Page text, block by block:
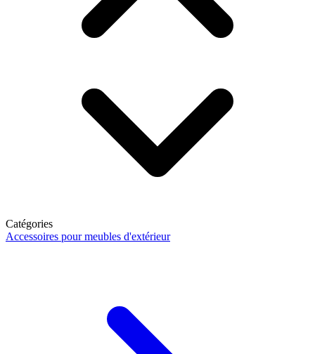
Catégories
Accessoires pour meubles d'extérieur